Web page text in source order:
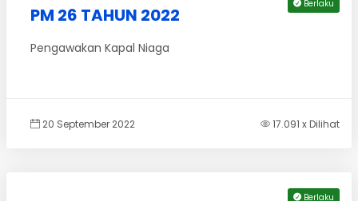
Berlaku
PM 26 TAHUN 2022
Pengawakan Kapal Niaga
20 September 2022 17.091 x Dilihat
Berlaku